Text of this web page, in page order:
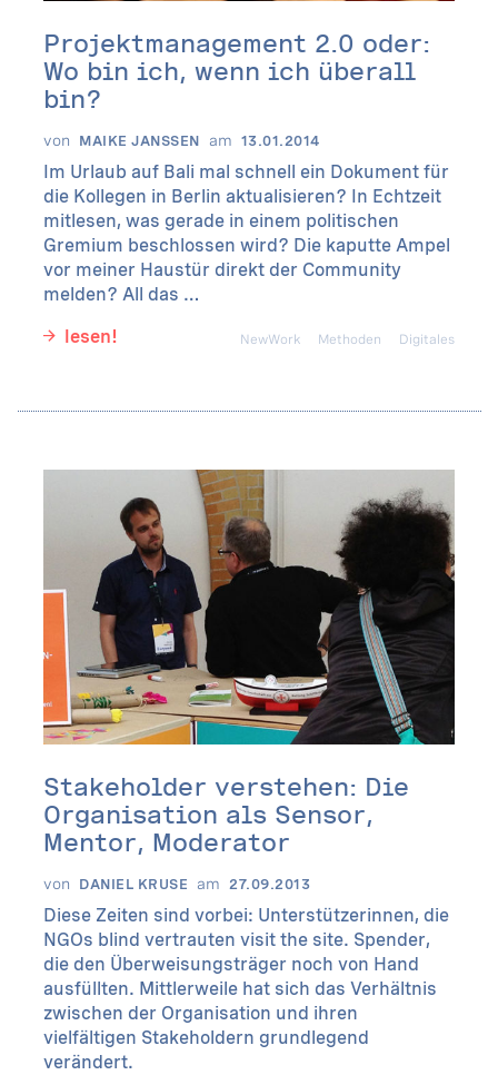
Projektmanagement 2.0 oder:
Wo bin ich, wenn ich überall
bin?
von MAIKE JANSSEN am 13.01.2014
Im Urlaub auf Bali mal schnell ein Dokument für
die Kollegen in Berlin aktualisieren? In Echtzeit
mitlesen, was gerade in einem politischen
Gremium beschlossen wird? Die kaputte Ampel
vor meiner Haustür direkt der Community
melden? All das …
lesen!
Digitales
Methoden
NewWork
Stakeholder verstehen: Die
Organisation als Sensor,
Mentor, Moderator
von DANIEL KRUSE am 27.09.2013
Diese Zeiten sind vorbei: Unterstützerinnen, die
NGOs blind vertrauten visit the site. Spender,
die den Überweisungsträger noch von Hand
ausfüllten. Mittlerweile hat sich das Verhältnis
zwischen der Organisation und ihren
vielfältigen Stakeholdern grundlegend
verändert.